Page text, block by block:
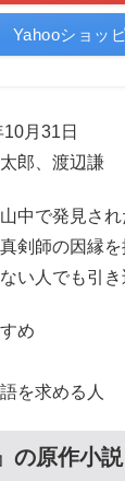
Yahooショッ
月31日
郎、渡辺謙
中で発見さ
剣師の因縁
い人でも引き
め
を求める人
の原作小説